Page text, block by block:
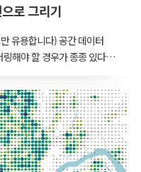
로 그리기
유용합니다) 공간 데이터
해야 할 경우가 종종 있다.
의 숫자가 필요할 때도 있
니라 데이터에서 비롯된
우를 생각한다면 선택적으
. 여기서는 많은 양의 숫자
다. 최적화를 고민했던 누